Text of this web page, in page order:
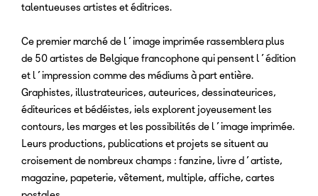
talentueuses artistes et éditrices.
Ce premier marché de l’image imprimée rassemblera plus
de 50 artistes de Belgique francophone qui pensent l’édition
et l’impression comme des médiums à part entière.
Graphistes, illustrateurices, auteurices, dessinateurices,
éditeurices et bédéistes, iels explorent joyeusement les
contours, les marges et les possibilités de l’image imprimée.
Leurs productions, publications et projets se situent au
croisement de nombreux champs : fanzine, livre d’artiste,
magazine, papeterie, vêtement, multiple, affiche, cartes